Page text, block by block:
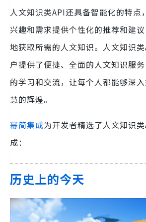
人文知识类API还具备智能化的特点
兴趣和需求提供个性化的推荐和建
地获取所需的人文知识。人文知识
户提供了便捷、全面的人文知识服
的学习和交流，让每个人都能够深
慧的辉煌。
幂简集成为开发者精选了人文知识
成：
历史上的今天